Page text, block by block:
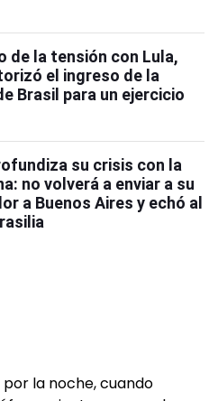
de la tensión con Lula,
el ingreso de la
Brasil para un ejercicio
su crisis con la
no volverá a enviar a su
a Buenos Aires y echó al
la noche, cuando